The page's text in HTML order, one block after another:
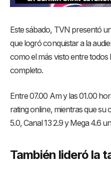
Este sábado, TVN presentó
que logró conquistar a la
como el más visto entre
completo.
Entre 07.00 Am y las 01.00
rating online, mientras que su
5.0, Canal 13 2.9 y Mega 4.6
También lideró la